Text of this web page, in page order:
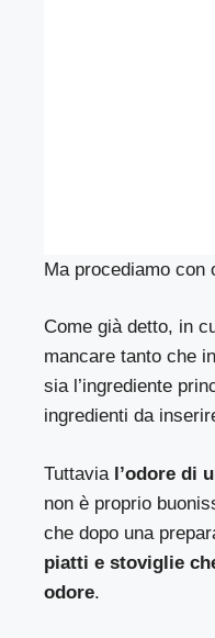
Ma procediamo con
Come già detto, in
mancare tanto che
sia l’ingrediente
ingredienti da
Tuttavia l’odore di
non è proprio
che dopo una
piatti e stoviglie
odore.